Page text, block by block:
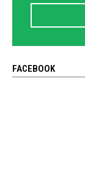
FACEBOOK